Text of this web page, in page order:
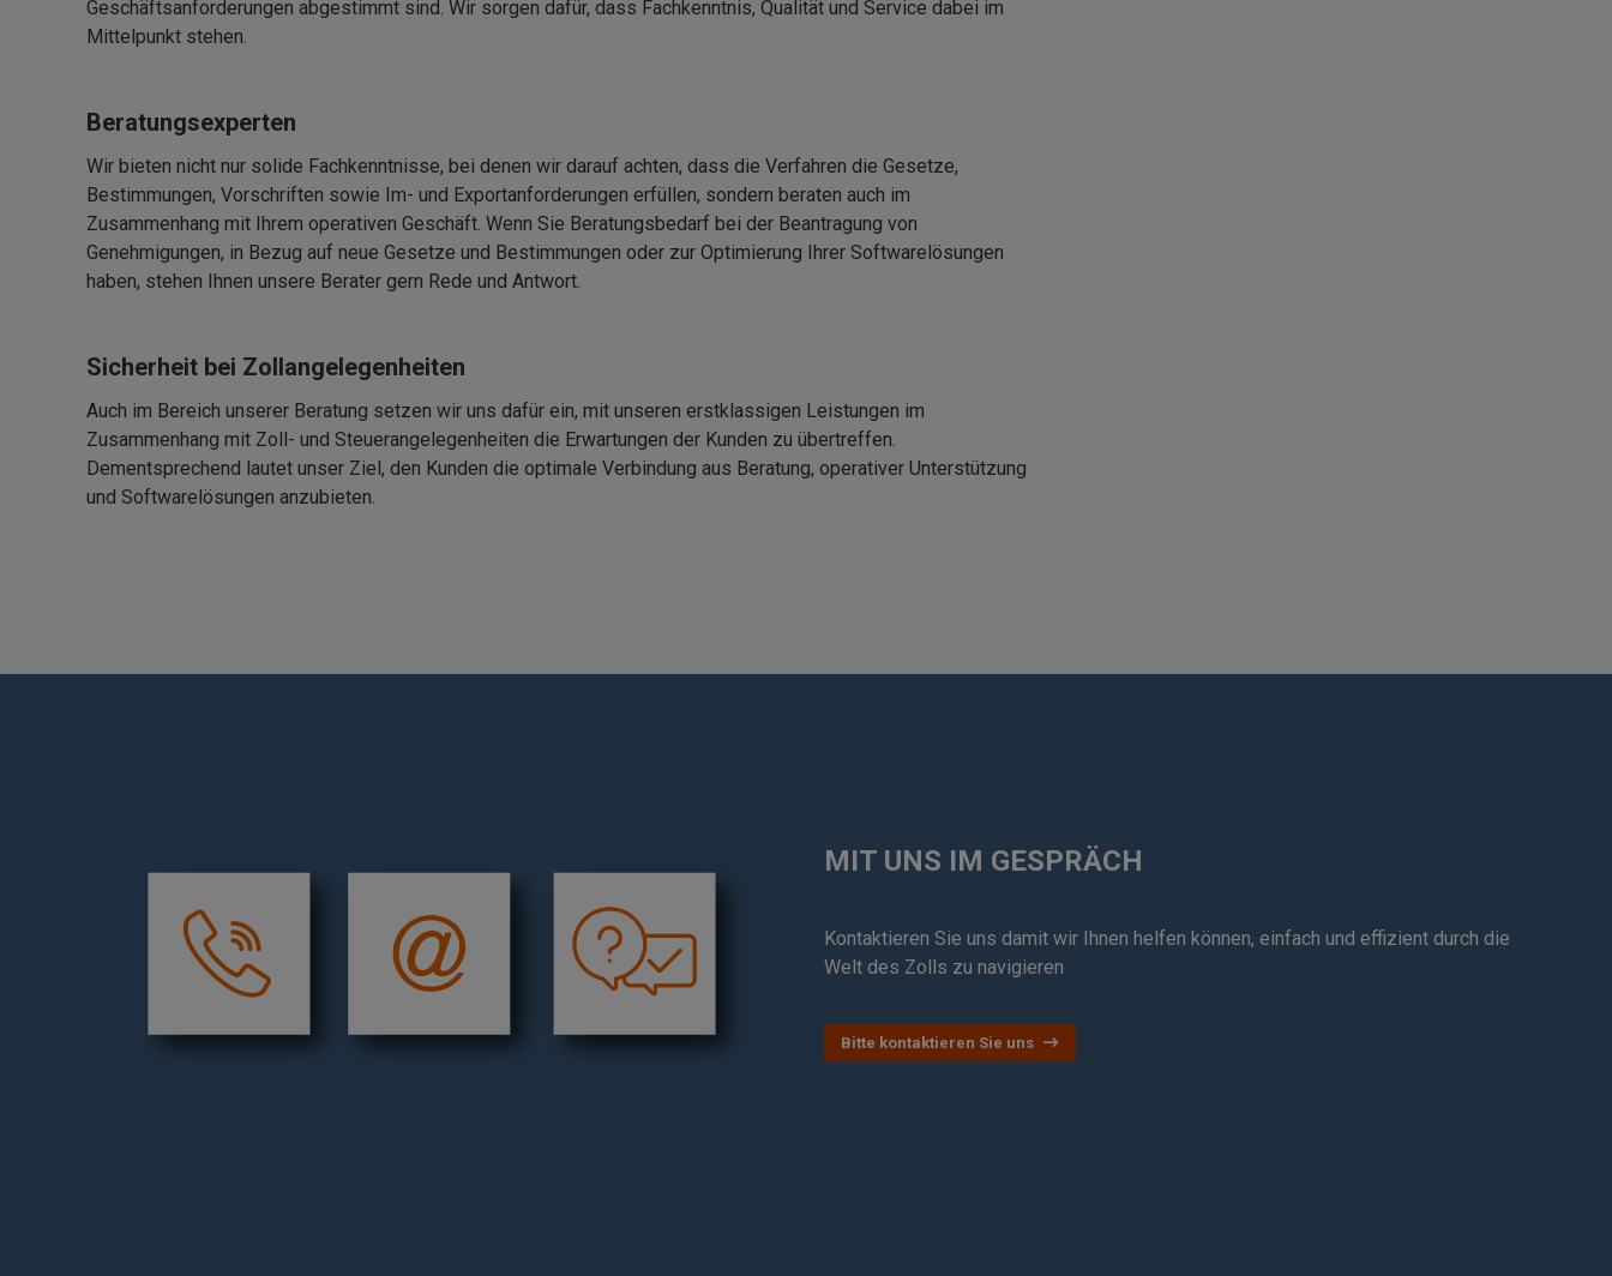
Geschäftsanforderungen abgestimmt sind. Wir sorgen dafür, dass Fachkenntnis, Qualität und Service dabei im
Mittelpunkt stehen.
Beratungsexperten
Wir bieten nicht nur solide Fachkenntnisse, bei denen wir darauf achten, dass die Verfahren die Gesetze,
Bestimmungen, Vorschriften sowie Im- und Exportanforderungen erfüllen, sondern beraten auch im
Zusammenhang mit Ihrem operativen Geschäft. Wenn Sie Beratungsbedarf bei der Beantragung von
Genehmigungen, in Bezug auf neue Gesetze und Bestimmungen oder zur Optimierung Ihrer Softwarelösungen
haben, stehen Ihnen unsere Berater gern Rede und Antwort.
Sicherheit bei Zollangelegenheiten
Auch im Bereich unserer Beratung setzen wir uns dafür ein, mit unseren erstklassigen Leistungen im
Zusammenhang mit Zoll- und Steuerangelegenheiten die Erwartungen der Kunden zu übertreffen.
Dementsprechend lautet unser Ziel, den Kunden die optimale Verbindung aus Beratung, operativer Unterstützung
und Softwarelösungen anzubieten.
MIT UNS IM GESPRÄCH
Kontaktieren Sie uns damit wir Ihnen helfen können, einfach und effizient durch die
Welt des Zolls zu navigieren
Bitte kontaktieren Sie uns